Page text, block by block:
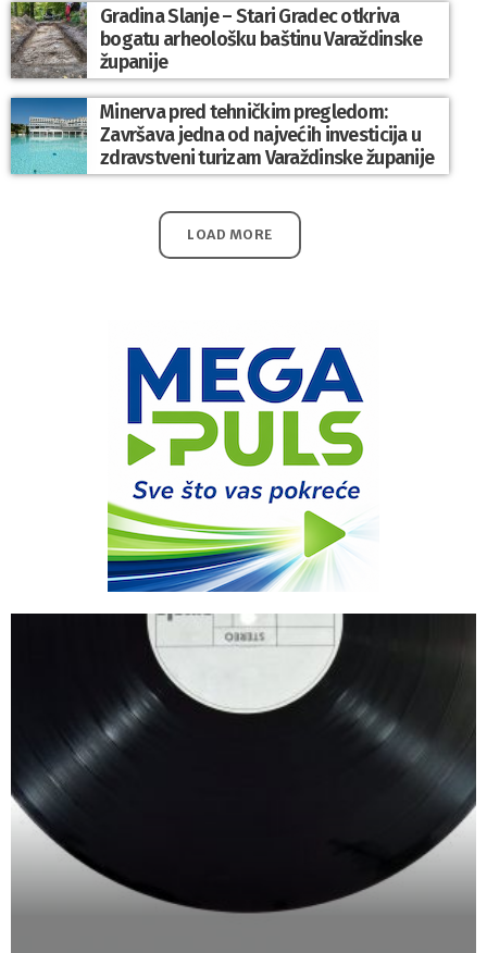
Gradina Slanje – Stari Gradec otkriva
bogatu arheološku baštinu Varaždinske
županije
Minerva pred tehničkim pregledom:
Završava jedna od najvećih investicija u
zdravstveni turizam Varaždinske županije
LOAD MORE